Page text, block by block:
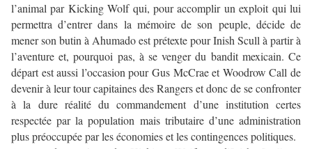
l’animal par Kicking Wolf qui, pour accomplir un exploit qui lui
permettra d’entrer dans la mémoire de son peuple, décide de
mener son butin à Ahumado est prétexte pour Inish Scull à partir à
l’aventure et, pourquoi pas, à se venger du bandit mexicain. Ce
départ est aussi l’occasion pour Gus McCrae et Woodrow Call de
devenir à leur tour capitaines des Rangers et donc de se confronter
à la dure réalité du commandement d’une institution certes
respectée par la population mais tributaire d’une administration
plus préoccupée par les économies et les contingences politiques.